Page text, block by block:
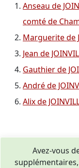
Anseau de
comté de
Marguerite de
Jean de
Gauthier de
André de
Alix de
Avez-vous